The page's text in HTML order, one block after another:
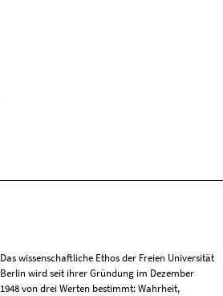
Das wissenschaftliche Ethos der Freien Universität
Berlin wird seit ihrer Gründung im Dezember
1948 von drei Werten bestimmt: Wahrheit,